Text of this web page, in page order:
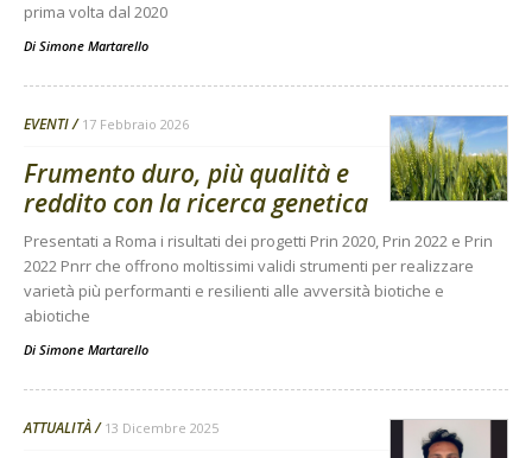
prima volta dal 2020
Di Simone Martarello
EVENTI 17 Febbraio 2026
Frumento duro, più qualità e
reddito con la ricerca genetica
Presentati a Roma i risultati dei progetti Prin 2020, Prin 2022 e Prin
2022 Pnrr che offrono moltissimi validi strumenti per realizzare
varietà più performanti e resilienti alle avversità biotiche e
abiotiche
Di Simone Martarello
ATTUALITÀ 13 Dicembre 2025